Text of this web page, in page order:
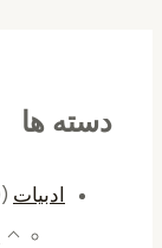
دسته ها
ادبیات (370)